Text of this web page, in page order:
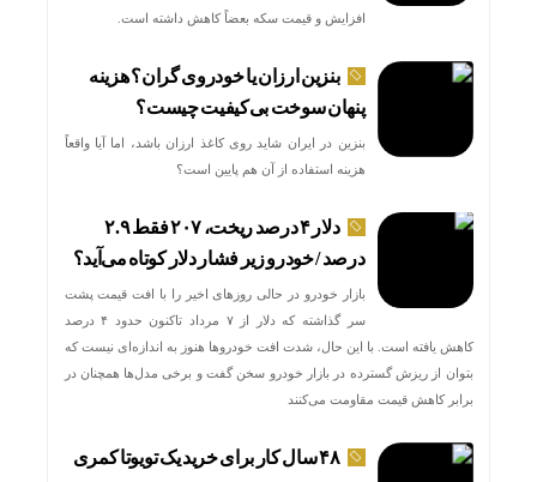
افزایش و قیمت سکه بعضاً کاهش داشته است.
بنزین ارزان یا خودروی گران؟ هزینه
پنهان سوخت بی‌کیفیت چیست؟
بنزین در ایران شاید روی کاغذ ارزان باشد، اما آیا واقعاً
هزینه استفاده از آن هم پایین است؟
دلار ۴ درصد ریخت، ۲۰۷ فقط ۲.۹
درصد / خودرو زیر فشار دلار کوتاه می‌آید؟
بازار خودرو در حالی روزهای اخیر را با افت قیمت پشت
سر گذاشته که دلار از ۷ مرداد تاکنون حدود ۴ درصد
کاهش یافته است. با این حال، شدت افت خودروها هنوز به اندازه‌ای نیست که
بتوان از ریزش گسترده در بازار خودرو سخن گفت و برخی مدل‌ها همچنان در
برابر کاهش قیمت مقاومت می‌کنند
۴۸ سال کار برای خرید یک تویوتا کمری